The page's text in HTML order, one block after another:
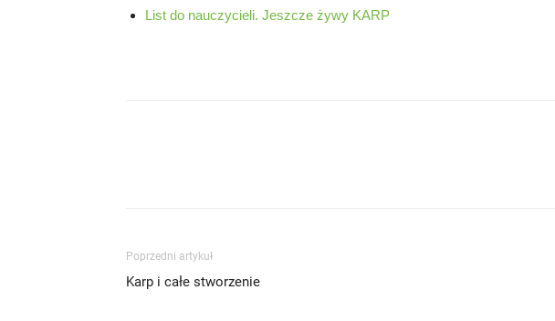
List do nauczycieli. Jeszcze żywy KARP
Poprzedni artykuł
Karp i całe stworzenie